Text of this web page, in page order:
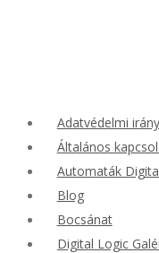
Adatvédelmi
Általános
Automaták
Blog
Bocsánat
Digital Logic